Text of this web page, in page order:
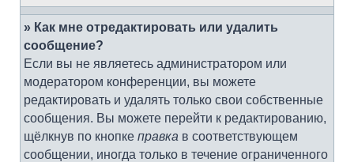
» Как мне отредактировать или удалить
сообщение?
Если вы не являетесь администратором или
модератором конференции, вы можете
редактировать и удалять только свои собственные
сообщения. Вы можете перейти к редактированию,
щёлкнув по кнопке правка в соответствующем
сообщении, иногда только в течение ограниченного